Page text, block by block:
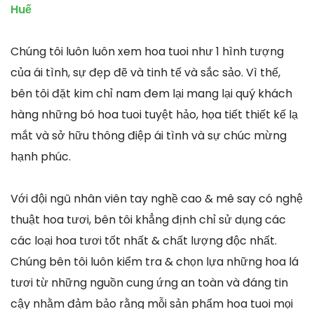
Huế
Chúng tôi luôn luôn xem hoa tuoi như 1 hình tượng
của ái tình, sự đẹp đẽ và tinh tế và sắc sảo. Vì thế,
bên tôi đặt kim chỉ nam đem lại mang lại quý khách
hàng những bó hoa tuoi tuyệt hảo, họa tiết thiết kế lạ
mắt và sở hữu thông điệp ái tình và sự chúc mừng
hạnh phúc.
Với đội ngũ nhân viên tay nghề cao & mê say có nghệ
thuật hoa tươi, bên tôi khẳng định chỉ sử dụng các
các loại hoa tươi tốt nhất & chất lượng độc nhất.
Chúng bên tôi luôn kiểm tra & chọn lựa những hoa lá
tươi từ những nguồn cung ứng an toàn và đáng tin
cậy nhằm đảm bảo rằng mỗi sản phẩm hoa tuoi mọi